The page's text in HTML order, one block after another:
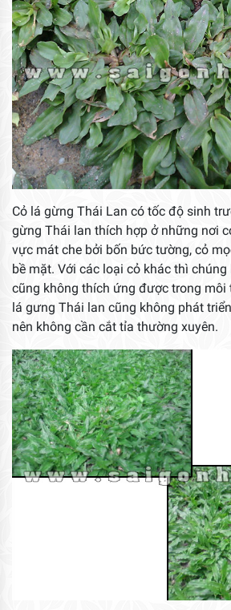
Cỏ lá gừng Thái Lan có tốc độ sinh
gừng Thái lan thích hợp ở những nơi
vực mát che bởi bốn bức tường, cỏ
bề mặt. Với các loại cỏ khác thì chúng
cũng không thích ứng được trong môi
lá gưng Thái lan cũng không phát
nên không cần cắt tỉa thường xuyên.